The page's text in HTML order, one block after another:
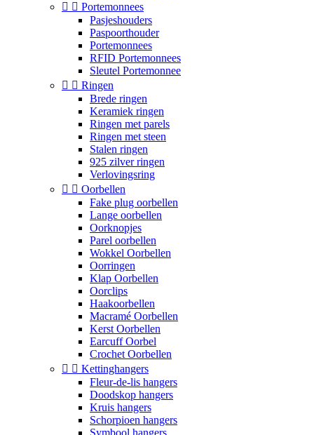
  Portemonnees
Pasjeshouders
Paspoorthouder
Portemonnees
RFID Portemonnees
Sleutel Portemonnee
  Ringen
Brede ringen
Keramiek ringen
Ringen met parels
Ringen met steen
Stalen ringen
925 zilver ringen
Verlovingsring
  Oorbellen
Fake plug oorbellen
Lange oorbellen
Oorknopjes
Parel oorbellen
Wokkel Oorbellen
Oorringen
Klap Oorbellen
Oorclips
Haakoorbellen
Macramé Oorbellen
Kerst Oorbellen
Earcuff Oorbel
Crochet Oorbellen
  Kettinghangers
Fleur-de-lis hangers
Doodskop hangers
Kruis hangers
Schorpioen hangers
Symbool hangers